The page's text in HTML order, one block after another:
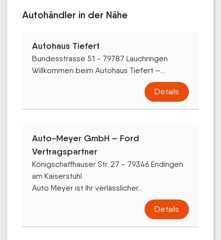
Autohändler in der Nähe
Autohaus Tiefert
Bundesstrasse 51 - 79787 Lauchringen
Willkommen beim Autohaus Tiefert –...
Details
Auto-Meyer GmbH – Ford
Vertragspartner
Königschaffhauser Str. 27 - 79346 Endingen
am Kaiserstuhl
Auto Meyer ist Ihr verlässlicher...
Details